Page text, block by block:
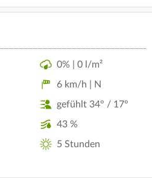
0% | 0 l/m²
6 km/h | N
gefühlt 34° / 17°
43 %
5 Stunden